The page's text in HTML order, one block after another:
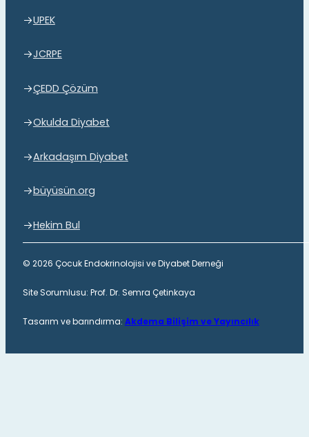
UPEK
JCRPE
ÇEDD Çözüm
Okulda Diyabet
Arkadaşım Diyabet
büyüsün.org
Hekim Bul
© 2026 Çocuk Endokrinolojisi ve Diyabet Derneği
Site Sorumlusu: Prof. Dr. Semra Çetinkaya
Tasarım ve barındırma: Akdema Bilişim ve Yayıncılık